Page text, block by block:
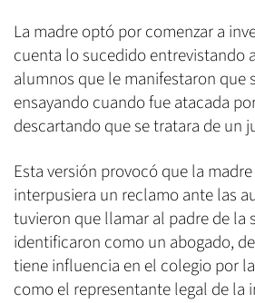
La madre optó por comenzar a
cuenta lo sucedido entrevistando
alumnos que le manifestaron que
ensayando cuando fue atacada
descartando que se tratara de un
Esta versión provocó que la
interpusiera un reclamo ante las
tuvieron que llamar al padre de la
identificaron como un abogado,
tiene influencia en el colegio por
como el representante legal de la